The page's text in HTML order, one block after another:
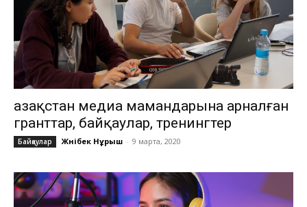
Қазақстан медиа мамандарына арналған
гранттар, байқаулар, тренингтер
Байқаулар Жәнібек Нұрыш - 9 марта, 2020